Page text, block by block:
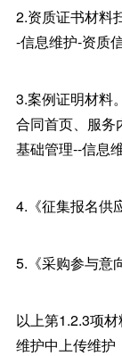
2.资质证书材料
-信息维护-资质
3.案例证明材料
合同首页、服务
基础管理--信息
4.《征集报名供
5.《采购参与意
以上第1.2.3项
维护中上传维护